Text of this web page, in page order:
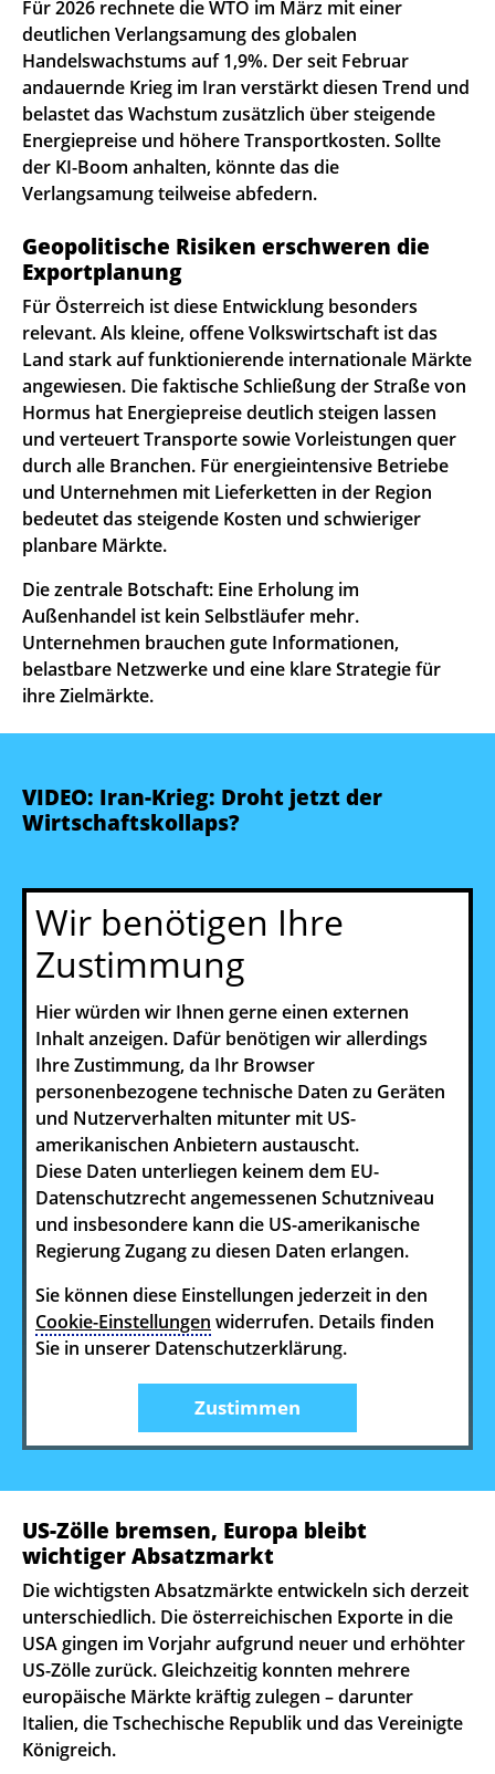
Für 2026 rechnete die WTO im März mit einer
deutlichen Verlangsamung des globalen
Handelswachstums auf 1,9%. Der seit Februar
andauernde Krieg im Iran verstärkt diesen Trend und
belastet das Wachstum zusätzlich über steigende
Energiepreise und höhere Transportkosten. Sollte
der KI-Boom anhalten, könnte das die
Verlangsamung teilweise abfedern.
Geopolitische Risiken erschweren die
Exportplanung
Für Österreich ist diese Entwicklung besonders
relevant. Als kleine, offene Volkswirtschaft ist das
Land stark auf funktionierende internationale Märkte
angewiesen. Die faktische Schließung der Straße von
Hormus hat Energiepreise deutlich steigen lassen
und verteuert Transporte sowie Vorleistungen quer
durch alle Branchen. Für energieintensive Betriebe
und Unternehmen mit Lieferketten in der Region
bedeutet das steigende Kosten und schwieriger
planbare Märkte.
Die zentrale Botschaft: Eine Erholung im
Außenhandel ist kein Selbstläufer mehr.
Unternehmen brauchen gute Informationen,
belastbare Netzwerke und eine klare Strategie für
ihre Zielmärkte.
VIDEO: Iran-Krieg: Droht jetzt der
Wirtschaftskollaps?
Wir benötigen Ihre
Zustimmung
Hier würden wir Ihnen gerne einen externen
Inhalt anzeigen. Dafür benötigen wir allerdings
Ihre Zustimmung, da Ihr Browser
personenbezogene technische Daten zu Geräten
und Nutzerverhalten mitunter mit US-
amerikanischen Anbietern austauscht.
Diese Daten unterliegen keinem dem EU-
Datenschutzrecht angemessenen Schutzniveau
und insbesondere kann die US-amerikanische
Regierung Zugang zu diesen Daten erlangen.
Sie können diese Einstellungen jederzeit in den
Cookie-Einstellungen widerrufen. Details finden
Sie in unserer Datenschutzerklärung.
Zustimmen
US-Zölle bremsen, Europa bleibt
wichtiger Absatzmarkt
Die wichtigsten Absatzmärkte entwickeln sich derzeit
unterschiedlich. Die österreichischen Exporte in die
USA gingen im Vorjahr aufgrund neuer und erhöhter
US-Zölle zurück. Gleichzeitig konnten mehrere
europäische Märkte kräftig zulegen – darunter
Italien, die Tschechische Republik und das Vereinigte
Königreich.